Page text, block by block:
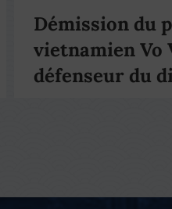
Démission du
vietnamien Vo
défenseur du